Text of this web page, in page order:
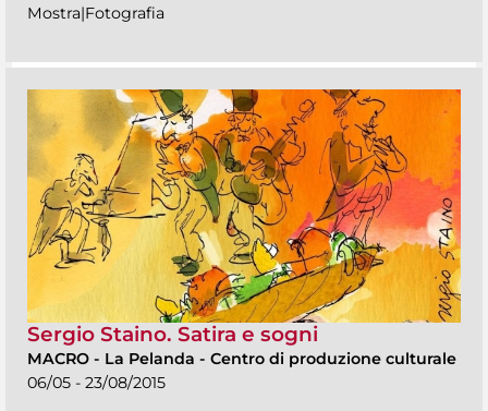
Mostra|Fotografia
Sergio Staino. Satira e sogni
MACRO - La Pelanda - Centro di produzione culturale
06/05 - 23/08/2015